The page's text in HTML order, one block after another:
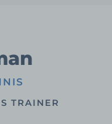
TRAINER